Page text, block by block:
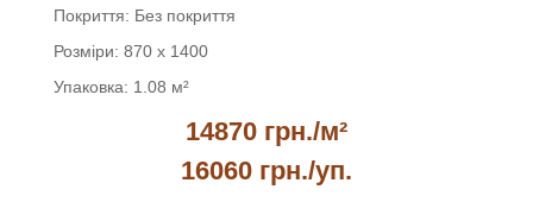
Покриття: Без покриття
Розміри: 870 х 1400
Упаковка: 1.08 м²
14870 грн./м²
16060 грн./уп.